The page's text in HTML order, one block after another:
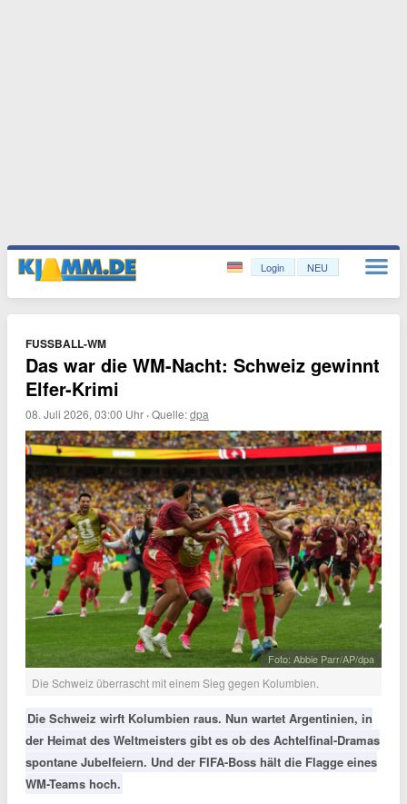
Login NEU
FUSSBALL-WM
Das war die WM-Nacht: Schweiz gewinnt
Elfer-Krimi
08. Juli 2026, 03:00 Uhr ·Quelle:dpa
Foto: Abbie Parr/AP/dpa
Die Schweiz überrascht mit einem Sieg gegen Kolumbien.
Die Schweiz wirft Kolumbien raus. Nun wartet Argentinien, in
der Heimat des Weltmeisters gibt es ob des Achtelfinal-Dramas
spontane Jubelfeiern. Und der FIFA-Boss hält die Flagge eines
WM-Teams hoch.